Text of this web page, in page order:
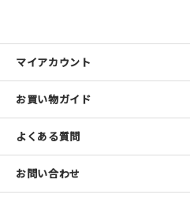
マイアカウント
お買い物ガイド
よくある質問
お問い合わせ